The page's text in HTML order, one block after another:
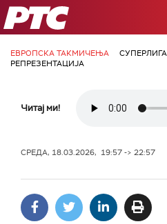
РТС
ЕВРОПСКА ТАКМИЧЕЊА
РЕПРЕЗЕНТАЦИЈА
Читај ми!
СРЕДА, 18.03.2026, 19:57 -> 22:57